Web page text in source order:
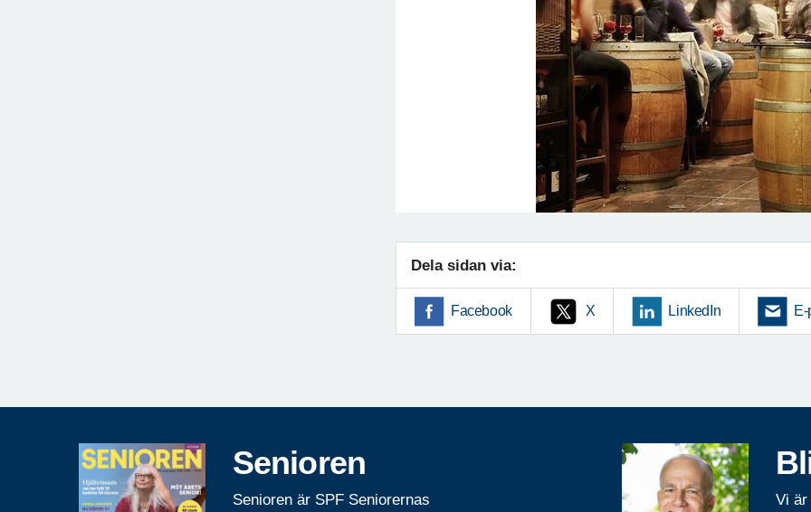
Dela sidan via:
Facebook X LinkedIn
Senioren
Senioren är SPF Seniorernas
Vi är